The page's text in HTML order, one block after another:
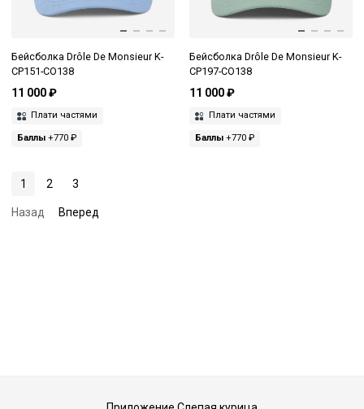
Бейсболка Drôle De Monsieur K-
CP151-CO138
11 000 ₽
Плати частями
Баллы +770 ₽
Бейсболка Drôle De Monsieur K-
CP197-CO138
11 000 ₽
Плати частями
Баллы+770 ₽
1 2 3
Назад Вперед